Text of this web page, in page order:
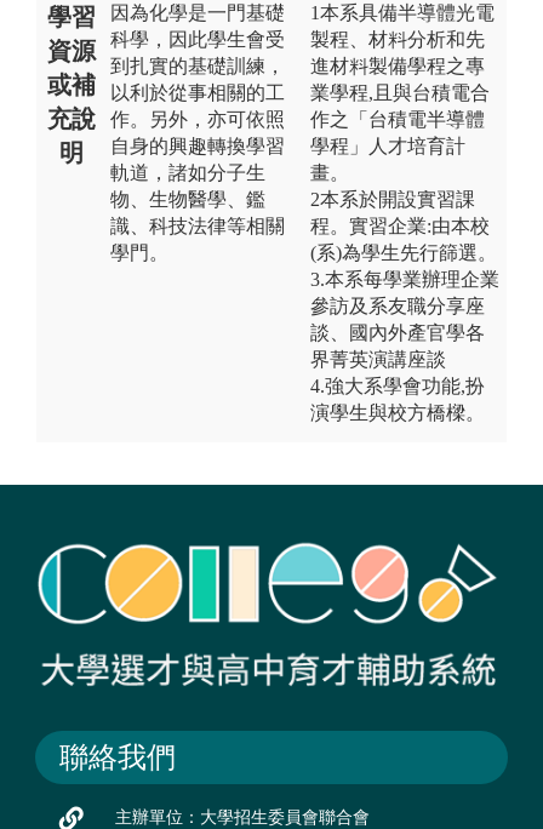
學習
資源
或補
充說
明
因為化學是一門基礎
科學，因此學生會受
到扎實的基礎訓練，
以利於從事相關的工
作。另外，亦可依照
自身的興趣轉換學習
軌道，諸如分子生
物、生物醫學、鑑
識、科技法律等相關
學門。
1本系具備半導體光電
製程、材料分析和先
進材料製備學程之專
業學程,且與台積電合
作之「台積電半導體
學程」人才培育計
畫。
2本系於開設實習課
程。實習企業:由本校
(系)為學生先行篩選。
3.本系每學業辦理企業
參訪及系友職分享座
談、國內外產官學各
界菁英演講座談
4.強大系學會功能,扮
演學生與校方橋樑。
聯絡我們
主辦單位：大學招生委員會聯合會